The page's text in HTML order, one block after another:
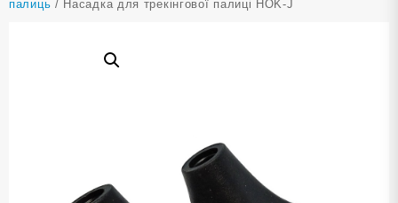
палиць / Насадка для трекінгової палиці HOK-J